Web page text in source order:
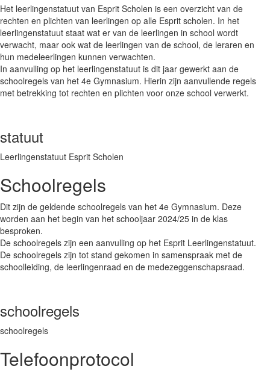
Het leerlingenstatuut van Esprit Scholen is een overzicht van de
rechten en plichten van leerlingen op alle Esprit scholen. In het
leerlingenstatuut staat wat er van de leerlingen in school wordt
verwacht, maar ook wat de leerlingen van de school, de leraren en
hun medeleerlingen kunnen verwachten.
In aanvulling op het leerlingenstatuut is dit jaar gewerkt aan de
schoolregels van het 4e Gymnasium. Hierin zijn aanvullende regels
met betrekking tot rechten en plichten voor onze school verwerkt.
statuut
Leerlingenstatuut Esprit Scholen
Schoolregels
Dit zijn de geldende schoolregels van het 4e Gymnasium. Deze
worden aan het begin van het schooljaar 2024/25 in de klas
besproken.
De schoolregels zijn een aanvulling op het Esprit Leerlingenstatuut.
De schoolregels zijn tot stand gekomen in samenspraak met de
schoolleiding, de leerlingenraad en de medezeggenschapsraad.
schoolregels
schoolregels
Telefoonprotocol